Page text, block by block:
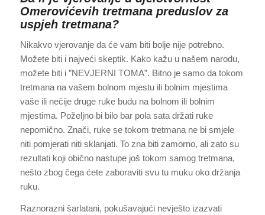
Omerovićevih tretmana preduslov za
uspjeh tretmana?
Nikakvo vjerovanje da će vam biti bolje nije potrebno.
Možete biti i najveći skeptik. Kako kažu u našem narodu,
možete biti i ”NEVJERNI TOMA”. Bitno je samo da tokom
tretmana na vašem bolnom mjestu ili bolnim mjestima
vaše ili nečije druge ruke budu na bolnom ili bolnim
mjestima. Poželjno bi bilo bar pola sata držati ruke
nepomično. Znači, ruke se tokom tretmana ne bi smjele
niti pomjerati niti sklanjati. To zna biti zamorno, ali zato su
rezultati koji obično nastupe još tokom samog tretmana,
nešto zbog čega ćete zaboraviti svu tu muku oko držanja
ruku.
Raznorazni šarlatani, pokušavajući nevješto izazvati